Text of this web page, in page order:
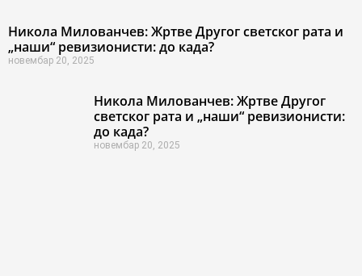
Никола Милованчев: Жртве Другог светског рата и
„наши“ ревизионисти: до када?
новембар 20, 2025
Никола Милованчев: Жртве Другог
светског рата и „наши“ ревизионисти:
до када?
новембар 20, 2025